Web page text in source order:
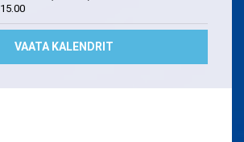
VAATA KALENDRIT